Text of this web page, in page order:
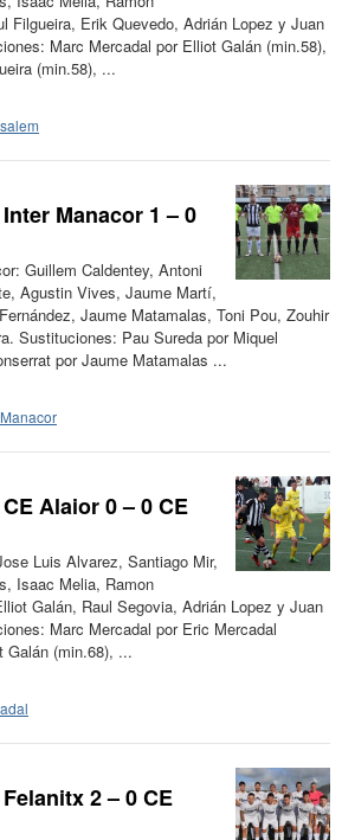
Filgueira, Erik Quevedo, Adrián Lopez y Juan
Marc Mercadal por Elliot Galán (min.58),
(min.58), ...
Manacor 1 – 0
Guillem Caldentey, Antoni
Agustin Vives, Jaume Martí,
Jaume Matamalas, Toni Pou, Zouhir
Sustituciones: Pau Sureda por Miquel
por Jaume Matamalas ...
Alaior 0 – 0 CE
Luis Alvarez, Santiago Mir,
Isaac Melia, Ramon
Galán, Raul Segovia, Adrián Lopez y Juan
Marc Mercadal por Eric Mercadal
Galán (min.68), ...
2 – 0 CE